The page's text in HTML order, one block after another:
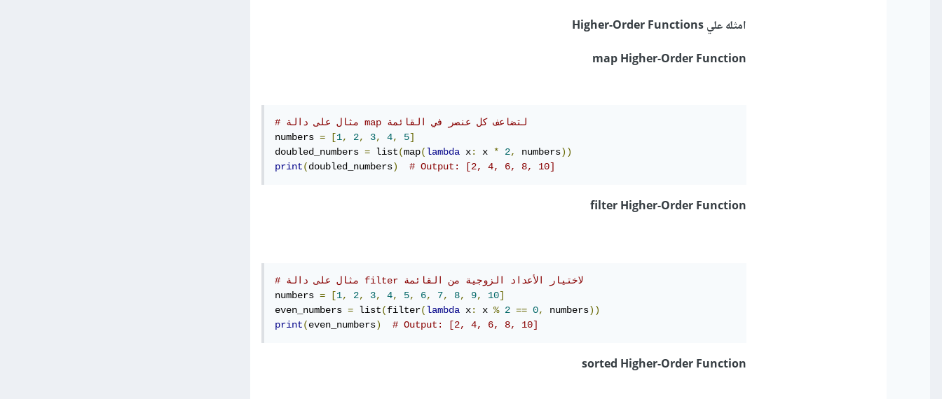
امثله علي Higher-Order Functions
map Higher-Order Function
# مثال على دالة map لتضاعف كل عنصر في القائمة
numbers = [1, 2, 3, 4, 5]
doubled_numbers = list(map(lambda x: x * 2, numbers))
print(doubled_numbers) # Output: [2, 4, 6, 8, 10]
filter Higher-Order Function
# مثال على دالة filter لاختيار الأعداد الزوجية من القائمة
numbers = [1, 2, 3, 4, 5, 6, 7, 8, 9, 10]
even_numbers = list(filter(lambda x: x % 2 == 0, numbers))
print(even_numbers) # Output: [2, 4, 6, 8, 10]
sorted Higher-Order Function